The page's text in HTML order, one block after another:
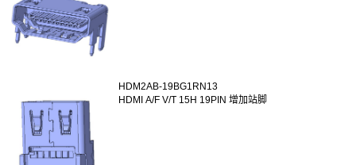
HDM2AB-19BG1RN13
HDMI A/F V/T 15H 19PIN 增加站脚